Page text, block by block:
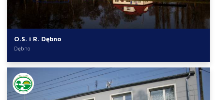
O.S. i R. Dębno
Dębno